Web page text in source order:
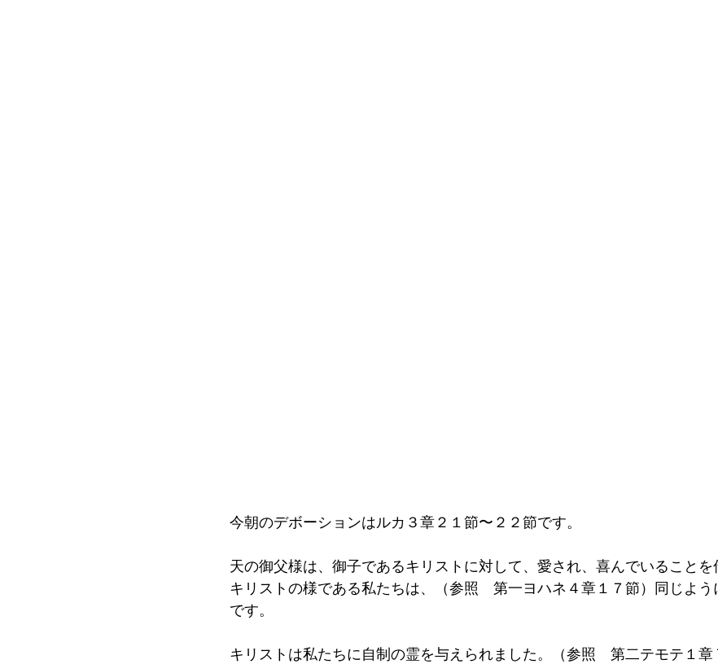
今朝のデボーションはルカ３章２１節〜２２節です。
天の御父様は、御子であるキリストに対して、愛され、喜んでいることを
キリストの様である私たちは、（参照　第一ヨハネ４章１７節）同じよ
です。
キリストは私たちに自制の霊を与えられました。（参照　第二テモテ１